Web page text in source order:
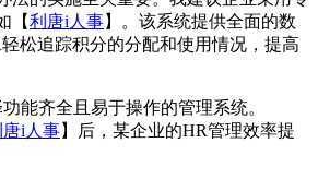
【利唐i人事】。该系统提供全面的数
松追踪积分的分配和使用情况，提高
功能齐全且易于操作的管理系统。
唐i人事】后，某企业的HR管理效率提